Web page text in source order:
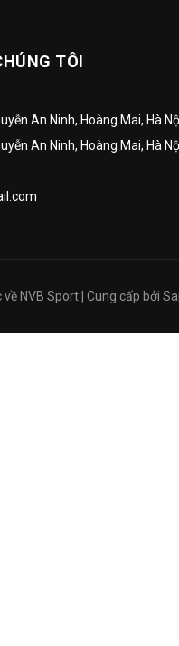
TÔI
An Ninh, Hoàng Mai, Hà
An Ninh, Hoàng Mai, Hà
vềNVB Sport| Cung cấp bởi